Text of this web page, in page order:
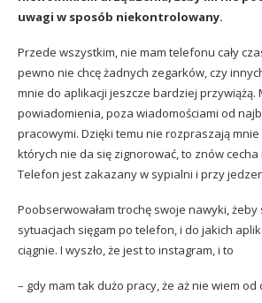
uwagi w sposób niekontrolowany.
Przede wszystkim, nie mam telefonu cały
pewno nie chcę żadnych zegarków, czy
mnie do aplikacji jeszcze bardziej przywiążą.
powiadomienia, poza wiadomościami od
pracowymi. Dzięki temu nie rozpraszają mnie
których nie da się zignorować, to znów
Telefon jest zakazany w sypialni i przy
Poobserwowałam trochę swoje nawyki, żeby
sytuacjach sięgam po telefon, i do jakich
ciągnie. I wyszło, że jest to instagram, i to
– gdy mam tak dużo pracy, że aż nie wiem od